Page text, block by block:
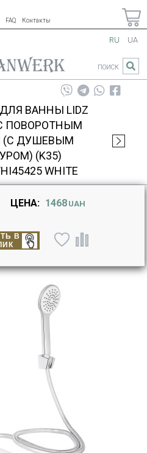
FAQ Контакты
RU UA
ПОИСК
ВАННЫ LIDZ
С ПОВОРОТНЫМ
(C ДУШЕВЫМ
(K35)
WHITE
ЦЕНА: 1468 UAH
В